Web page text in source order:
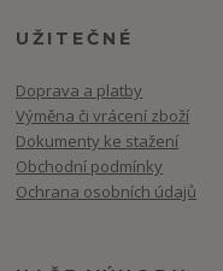
UŽITEČNÉ
Doprava a platby
Výměna či vrácení zboží
Dokumenty ke stažení
Obchodní podmínky
Ochrana osobních údajů